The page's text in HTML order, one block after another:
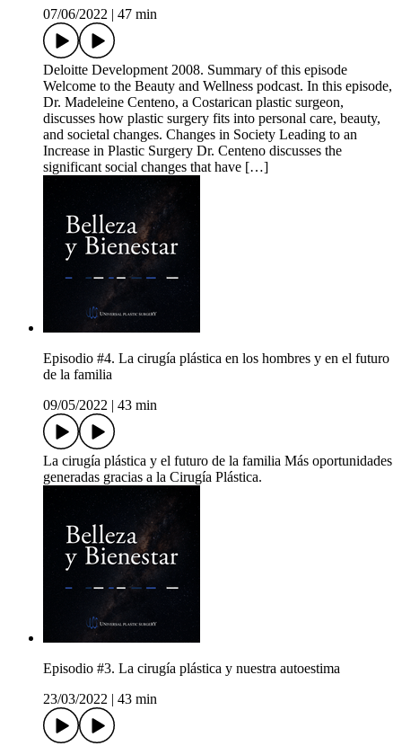
07/06/2022
47 min
Deloitte Development 2008. Summary of this episode
Welcome to the Beauty and Wellness podcast. In this episode,
Dr. Madeleine Centeno, a Costarican plastic surgeon,
discusses how plastic surgery fits into personal care, beauty,
and societal changes. Changes in Society Leading to an
Increase in Plastic Surgery Dr. Centeno discusses the
significant social changes that have […]
Episodio #4. La cirugía plástica en los hombres y en el futuro
de la familia
09/05/2022
43 min
La cirugía plástica y el futuro de la familia Más oportunidades
generadas gracias a la Cirugía Plástica.
Episodio #3. La cirugía plástica y nuestra autoestima
23/03/2022
43 min